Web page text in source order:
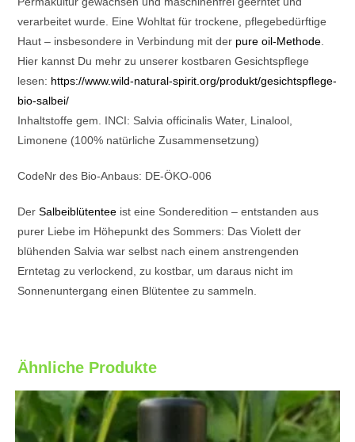
verarbeitet wurde. Eine Wohltat für trockene, pflegebedürftige
Haut – insbesondere in Verbindung mit der pure oil-Methode
Hier kannst Du mehr zu unserer kostbaren Gesichtspflege
lesen: https://www.wild-natural-spirit.org/produkt/gesichtspflege-
bio-salbei/
Inhaltstoffe gem. INCI: Salvia officinalis Water, Linalool,
Limonene (100% natürliche Zusammensetzung)
CodeNr des Bio-Anbaus: DE-ÖKO-006
DerSalbeiblütentee ist eine Sonderedition – entstanden aus
purer Liebe im Höhepunkt des Sommers: Das Violett der
blühenden Salvia war selbst nach einem anstrengenden
Erntetag zu verlockend, zu kostbar, um daraus nicht im
Sonnenuntergang einen Blütentee zu sammeln.
Ähnliche Produkte